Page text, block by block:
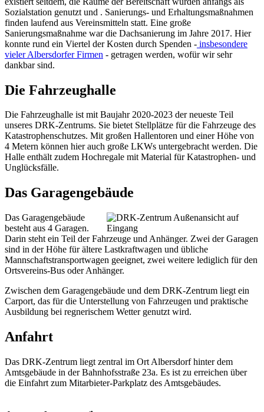
Sozialstation genutzt und . Sanierungs- und Erhaltungsmaßnahmen
finden laufend aus Vereinsmitteln statt. Eine große
Sanierungsmaßnahme war die Dachsanierung im Jahre 2017. Hier
konnte rund ein Viertel der Kosten durch Spenden - insbesondere
vieler Albersdorfer Firmen - getragen werden, wofür wir sehr
dankbar sind.
Die Fahrzeughalle
Die Fahrzeughalle ist mit Baujahr 2020-2023 der neueste Teil
unseres DRK-Zentrums. Sie bietet Stellplätze für die Fahrzeuge des
Katastrophenschutzes. Mit großen Hallentoren und einer Höhe von
4 Metern können hier auch große LKWs untergebracht werden. Die
Halle enthält zudem Hochregale mit Material für Katastrophen- und
Unglücksfälle.
Das Garagengebäude
Das Garagengebäude
besteht aus 4 Garagen.
Darin steht ein Teil der Fahrzeuge und Anhänger. Zwei der Garagen
sind in der Höhe für ältere Lastkraftwagen und übliche
Mannschaftstransportwagen geeignet, zwei weitere lediglich für den
Ortsvereins-Bus oder Anhänger.
Zwischen dem Garagengebäude und dem DRK-Zentrum liegt ein
Carport, das für die Unterstellung von Fahrzeugen und praktische
Ausbildung bei regnerischem Wetter genutzt wird.
Anfahrt
Das DRK-Zentrum liegt zentral im Ort Albersdorf hinter dem
Amtsgebäude in der Bahnhofsstraße 23a. Es ist zu erreichen über
die Einfahrt zum Mitarbieter-Parkplatz des Amtsgebäudes.